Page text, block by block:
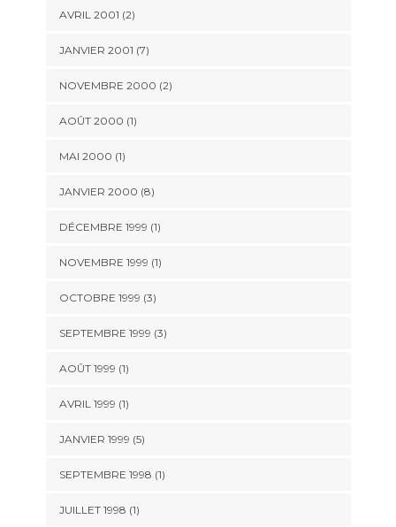
AVRIL 2001 (2)
JANVIER 2001 (7)
NOVEMBRE 2000 (2)
AOÛT 2000 (1)
MAI 2000 (1)
JANVIER 2000 (8)
DÉCEMBRE 1999 (1)
NOVEMBRE 1999 (1)
OCTOBRE 1999 (3)
SEPTEMBRE 1999 (3)
AOÛT 1999 (1)
AVRIL 1999 (1)
JANVIER 1999 (5)
SEPTEMBRE 1998 (1)
JUILLET 1998 (1)